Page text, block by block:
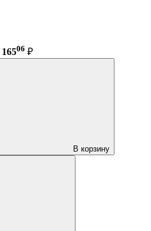
16506 ₽
В корзину